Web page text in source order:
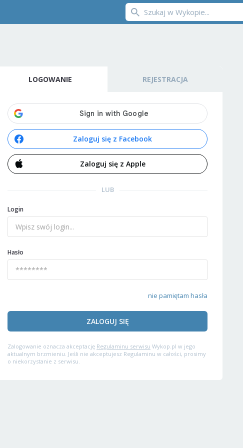
LOGOWANIE REJESTRACJA
Zaloguj się z Facebook
Zaloguj się z Apple
LUB
Login
Hasło
nie pamiętam hasła
ZALOGUJ SIĘ
Zalogowanie oznacza akceptację Regulaminu serwisu Wykop.pl w jego
aktualnym brzmieniu. Jeśli nie akceptujesz Regulaminu w całości, prosimy
o niekorzystanie z serwisu.